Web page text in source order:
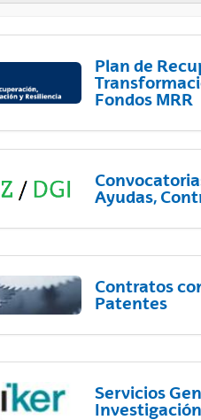
Plan de
Fondos MRR
Ayudas,
Contratos
Patentes
Servicios
Investigación